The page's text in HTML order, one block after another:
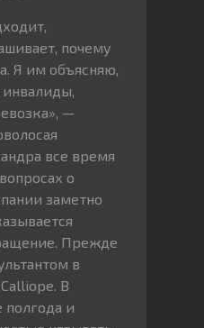
почему
Я им объясняю,
—
все время
о
заметно
Прежде
в
В
полгода и